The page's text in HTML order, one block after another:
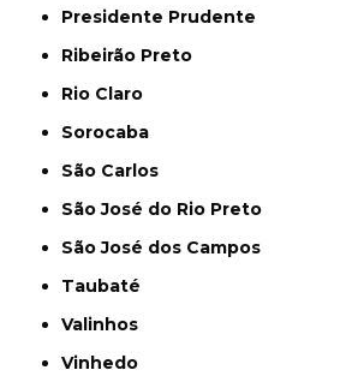
Presidente Prudente
Ribeirão Preto
Rio Claro
Sorocaba
São Carlos
São José do Rio Preto
São José dos Campos
Taubaté
Valinhos
Vinhedo